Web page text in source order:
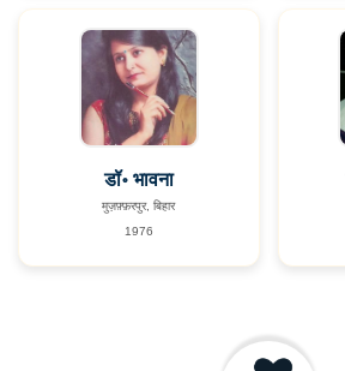
डॉ॰ भावना
मुज़फ़्फ़रपुर, बिहार
1976